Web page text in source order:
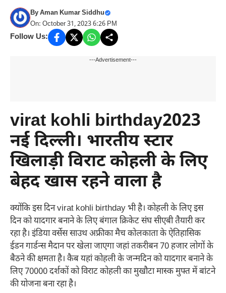
ByAman Kumar Siddhu
On: October 31, 2023 6:26 PM
Follow Us:
---Advertisement---
virat kohli birthday2023
नई दिल्ली। भारतीय स्टार
खिलाड़ी विराट कोहली के लिए
बेहद खास रहने वाला है
क्योंकि इस दिन virat kohli birthday भी है। कोहली के लिए इस
दिन को यादगार बनाने के लिए बंगाल क्रिकेट संघ सीएबी तैयारी कर
रहा है। इंडिया वर्सेस साउथ अफ्रीका मैच कोलकाता के ऐतिहासिक
ईडन गार्डन्स मैदान पर खेला जाएगा जहां तकरीबन 70 हजार लोगों के
बैठने की क्षमता है। कैब यहां कोहली के जन्मदिन को यादगार बनाने के
लिए 70000 दर्शकों को विराट कोहली का मुखौटा मास्क मुफ्त में बांटने
की योजना बना रहा है।